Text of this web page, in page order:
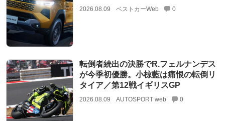
2026.08.09 ベストカーWeb 0
転倒者続出の決勝でR.フェルナンデス
が今季初優勝。小椋藍は痛恨の転倒リ
タイア／第12戦イギリスGP
2026.08.09 AUTOSPORT web 0